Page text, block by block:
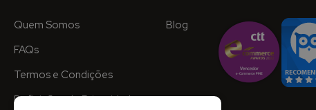
Quem Somos
FAQs
Termos e Condições
Definições de Privacidade
Blog